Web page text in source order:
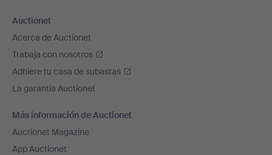
Auctionet
Acerca de Auctionet
Trabaja con nosotros
Adhiere tu casa de subastas
La garantía Auctionet
Más información de Auctionet
Auctionet Magazine
App Auctionet